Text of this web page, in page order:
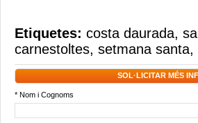
Etiquetes: costa daurada,
carnestoltes, setmana santa,
SOL·LICITAR MÉS
* Nom i Cognoms